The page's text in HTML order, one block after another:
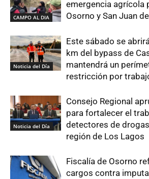
CAMPO AL DIA
emergencia agrícola
Osorno y San Juan
Noticia del Día
Este sábado se
km del bypass de
mantendrá un
restricción por
Noticia del Día
Consejo Regional
para fortalecer el
detectores de
región de Los Lagos
Fiscalía de Osorno
cargos contra